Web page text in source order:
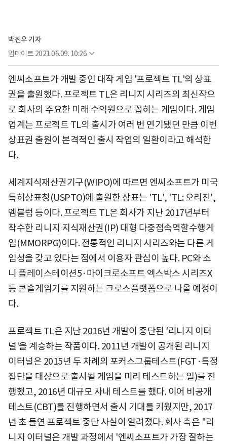
박진우 기자
업데이트 2021.06.09. 10:26
엔씨소프트가 개발 중인 대작 게임 '프로젝트 TL'의 상표
권을 출원했다. 프로젝트 TL은 리니지 시리즈의 최신작으
로 회사의 주요한 미래 수익원으로 꼽히는 게임이다. 게임
업계는 프로젝트 TL의 출시가 여러 번 연기됐던 만큼 이번
상표권 출원이 본격적인 출시 작업의 일환이라고 해석한
다.
세계지식재산권기구(WIPO)에 따르면 엔씨소프트가 미국
특허상표청(USPTO)에 출원한 상표는 'TL', 'TL: 오리진',
엠블럼 등이다. 프로젝트 TL은 회사가 지난 2017년부터
착수한 리니지 지식재산권(IP) 대형 다중접속역할수행게
임(MMORPG)이다. 전통적인 리니지 시리즈와는 다른 게
임성을 갖고 있다는 점에서 이용자 관심이 높다. PC와 소
니 플레이스테이션5·마이크로소프트 엑스박스 시리즈X
등 콘솔게임기를 지원하는 크로스플랫폼으로 나올 예정이
다.
프로젝트 TL은 지난 2016년 개발이 중단된 '리니지 이터
널'을 계승하는 작품이다. 2011년 개발이 공개된 리니지
이터널은 2015년 두 차례의 포커스그룹테스트(FGT·특정
집단을 대상으로 출시될 게임을 미리 테스트하는 일)를 진
행했고, 2016년 대규모 사내 테스트를 했다. 이어 비공개
테스트(CBT)를 진행하면서 출시 기대를 키웠지만, 2017
년 초 돌연 프로젝트 중단 사실이 알려졌다. 회사 측은 "리
니지 이터널은 개발 과정에서 '엔씨소프트가 가장 잘하는